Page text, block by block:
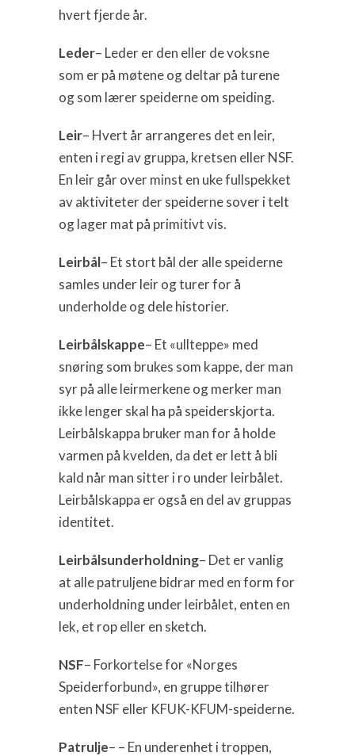
hvert fjerde år.
Leder– Leder er den eller de voksne
som er på møtene og deltar på turene
og som lærer speiderne om speiding.
Leir– Hvert år arrangeres det en leir,
enten i regi av gruppa, kretsen eller NSF.
En leir går over minst en uke fullspekket
av aktiviteter der speiderne sover i telt
og lager mat på primitivt vis.
Leirbål– Et stort bål der alle speiderne
samles under leir og turer for å
underholde og dele historier.
Leirbålskappe– Et «ullteppe» med
snøring som brukes som kappe, der man
syr på alle leirmerkene og merker man
ikke lenger skal ha på speiderskjorta.
Leirbålskappa bruker man for å holde
varmen på kvelden, da det er lett å bli
kald når man sitter i ro under leirbålet.
Leirbålskappa er også en del av gruppas
identitet.
Leirbålsunderholdning– Det er vanlig
at alle patruljene bidrar med en form for
underholdning under leirbålet, enten en
lek, et rop eller en sketch.
NSF– Forkortelse for «Norges
Speiderforbund», en gruppe tilhører
enten NSF eller KFUK-KFUM-speiderne.
Patrulje– – En underenhet i troppen,